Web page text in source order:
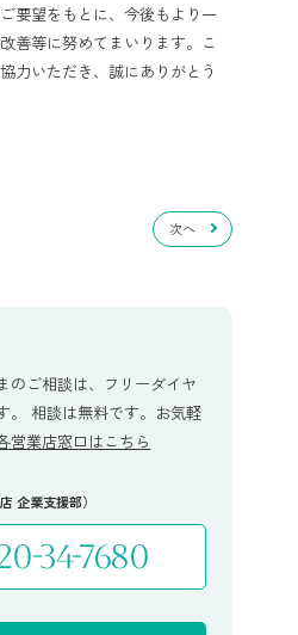
要望をもとに、今後もより一
善等に努めてまいります。こ
力いただき、誠にありがとう
次へ
のご相談は、フリーダイヤ
。 相談は無料です。お気軽
営業店窓口はこちら
企業支援部）
34-7680